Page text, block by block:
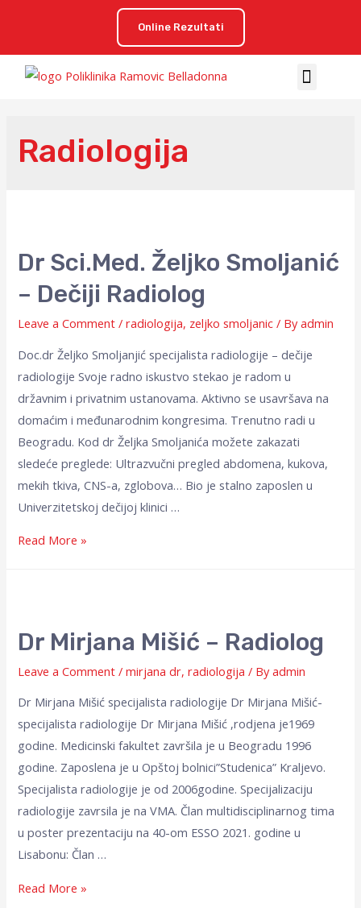
Online Rezultati
Radiologija
Dr Sci.med. Željko Smoljanić
– Dečiji Radiolog
Leave a Comment /radiologija, zeljko smoljanic / Byadmin
Doc.dr Željko Smoljanjić specijalista radiologije – dečije
radiologije Svoje radno iskustvo stekao je radom u
državnim i privatnim ustanovama. Aktivno se usavršava na
domaćim i međunarodnim kongresima. Trenutno radi u
Beogradu. Kod dr Željka Smoljanića možete zakazati
sledeće preglede: Ultrazvučni pregled abdomena, kukova,
mekih tkiva, CNS-a, zglobova… Bio je stalno zaposlen u
Univerzitetskoj dečijoj klinici …
Read More »
Dr Mirjana Mišić – Radiolog
Leave a Comment /mirjana dr,radiologija / Byadmin
Dr Mirjana Mišić specijalista radiologije Dr Mirjana Mišić-
specijalista radiologije Dr Mirjana Mišić ,rodjena je1969
godine. Medicinski fakultet završila je u Beogradu 1996
godine. Zaposlena je u Opštoj bolnici”Studenica” Kraljevo.
Specijalista radiologije je od 2006godine. Specijalizaciju
radiologije zavrsila je na VMA. Član multidisciplinarnog tima
u poster prezentaciju na 40-om ESSO 2021. godine u
Lisabonu: Član …
Read More »